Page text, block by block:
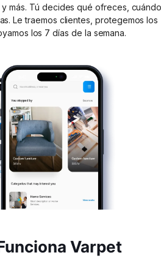
más. Tú decides qué ofreces,
Le traemos clientes, protegemos los
los 7 días de la semana.
Varpet